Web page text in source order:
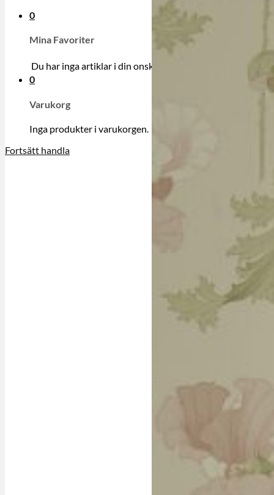
0
Mina Favoriter
Du har inga artiklar i din onskelista.
0
Varukorg
Inga produkter i varukorgen.
Fortsätt handla